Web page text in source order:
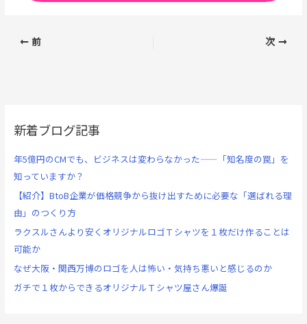
前 次
新着ブログ記事
年5億円のCMでも、ビジネスは変わらなかった——「知名度の罠」を
知っていますか？
【紹介】BtoB企業が価格競争から抜け出すために必要な「選ばれる理
由」のつくり方
ラクスルさんより安くオリジナルロゴＴシャツを１枚だけ作ることは
可能か
なぜ大阪・関西万博のロゴを人は怖い・気持ち悪いと感じるのか
ガチで１枚からできるオリジナルＴシャツ屋さん爆誕